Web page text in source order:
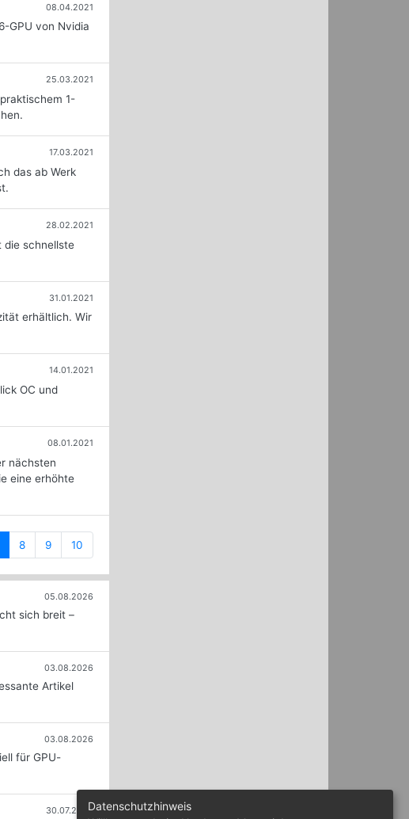
08.04.2021
GPU von Nvidia
25.03.2021
1-
17.03.2021
das ab Werk
28.02.2021
die schnellste
31.01.2021
erhältlich. Wir
14.01.2021
OC und
08.01.2021
nächsten
eine erhöhte
(current)
8 9 10
05.08.2026
sich breit –
03.08.2026
Artikel
03.08.2026
für GPU-
30.07.2026Datenschutzhinweis